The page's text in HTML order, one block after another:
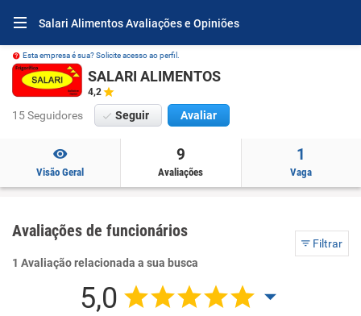
Salari Alimentos Avaliações e Opiniões
Esta empresa é sua? Solicite acesso ao perfil.
SALARI ALIMENTOS
4,2
15 Seguidores Seguir Avaliar
Visão Geral
9
Avaliações
1
Vaga
Avaliações de funcionários
Filtrar
1 Avaliação relacionada a sua busca
5,0